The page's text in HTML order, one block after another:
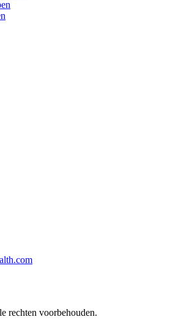
rechten voorbehouden.